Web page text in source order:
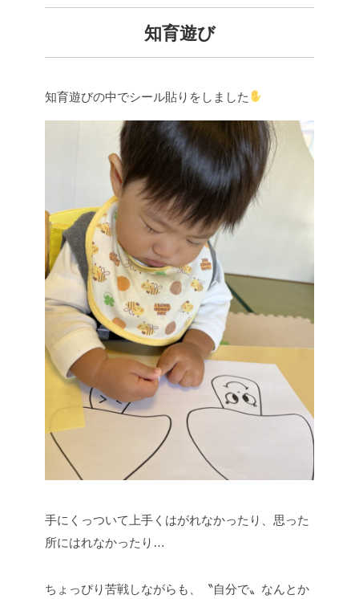
知育遊び
知育遊びの中でシール貼りをしました
手にくっついて上手くはがれなかったり、思った
所にはれなかったり…
ちょっぴり苦戦しながらも、〝自分で〟なんとか